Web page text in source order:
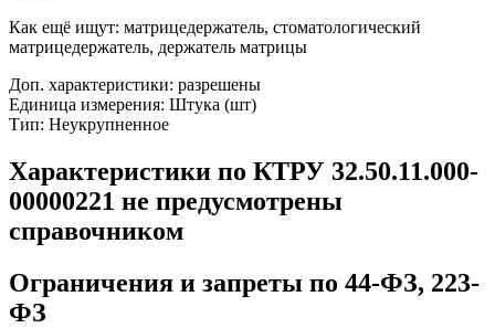
Как ещё ищут: матрицедержатель, стоматологический
матрицедержатель, держатель матрицы
Доп. характеристики: разрешены
Единица измерения: Штука (шт)
Тип: Неукрупненное
Характеристики по КТРУ 32.50.11.000-
00000221 не предусмотрены
справочником
Ограничения и запреты по 44-ФЗ, 223-
ФЗ